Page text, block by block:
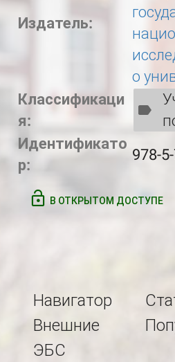
Издатель:
о
Классификаци
я:
Идентификато
р:
978-
В ОТКРЫТОМ ДОСТУПЕ
Навигатор
Внешние
ЭБС